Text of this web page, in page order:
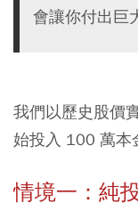
會讓你付出巨
我們以歷史股價
始投入 100 萬本
情境一：純